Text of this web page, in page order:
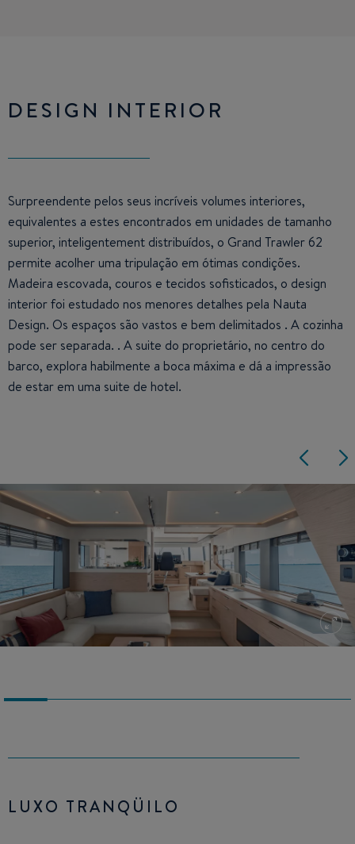
DESIGN INTERIOR
Surpreendente pelos seus incríveis volumes interiores,
equivalentes a estes encontrados em unidades de tamanho
superior, inteligentement distribuídos, o Grand Trawler 62
permite acolher uma tripulação em ótimas condições.
Madeira escovada, couros e tecidos sofisticados, o design
interior foi estudado nos menores detalhes pela Nauta
Design. Os espaços são vastos e bem delimitados . A cozinha
pode ser separada. . A suite do proprietário, no centro do
barco, explora habilmente a boca máxima e dá a impressão
de estar em uma suite de hotel.
LUXO TRANQÜILO